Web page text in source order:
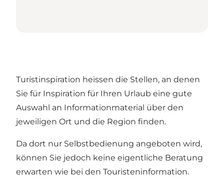
Turistinspiration heissen die Stellen, an denen
Sie für Inspiration für Ihren Urlaub eine gute
Auswahl an Informationmaterial über den
jeweiligen Ort und die Region finden.
Da dort nur Selbstbedienung angeboten wird,
können Sie jedoch keine eigentliche Beratung
erwarten wie bei den Touristeninformation.